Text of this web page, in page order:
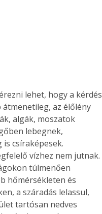
lehet, hogy a kérdés
az élőlény
algák, moszatok
lebegnek,
csíraképesek.
vízhez nem jutnak.
túlmenően
hőmérsékleten és
a száradás lelassul,
tartósan nedves